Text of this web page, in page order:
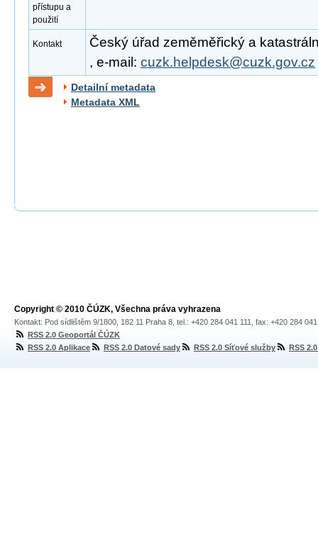
přístupu a
použití
Kontakt
Český úřad zeměměřický a
, e-mail: cuzk.helpdesk@cuzk.gov.cz
Detailní metadata
Metadata XML
Copyright © 2010 ČÚZK, Všechna práva vyhrazena
Kontakt: Pod sídlištěm 9/1800, 182 11 Praha 8, tel.: +420 284 041 111, fax: +420 284
RSS 2.0 Geoportál ČÚZK
RSS 2.0 Aplikace
RSS 2.0 Datové sady RSS 2.0 Síťové služby RSS